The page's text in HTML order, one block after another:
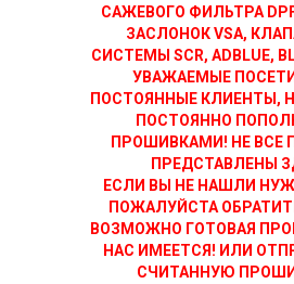
САЖЕВОГО ФИЛЬТРА
ЗАСЛОНОК VSA,
СИСТЕМЫ SCR, ADBLUE,
УВАЖАЕМЫЕ
ПОСТОЯННЫЕ КЛИЕНТЫ,
ПОСТОЯННО
ПРОШИВКАМИ! НЕ ВСЕ
ПРЕДСТАВЛЕНЫ
ЕСЛИ ВЫ НЕ НАШЛИ
ПОЖАЛУЙСТА
ВОЗМОЖНО ГОТОВАЯ
НАС ИМЕЕТСЯ! ИЛИ
СЧИТАННУЮ